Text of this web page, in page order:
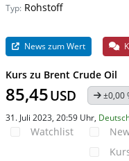
Typ: Rohstoff
News zum Wert
Kurs zu Brent Crude Oil
85,45USD ±0,00
31. Juli 2023, 20:59 Uhr,
Watchlist